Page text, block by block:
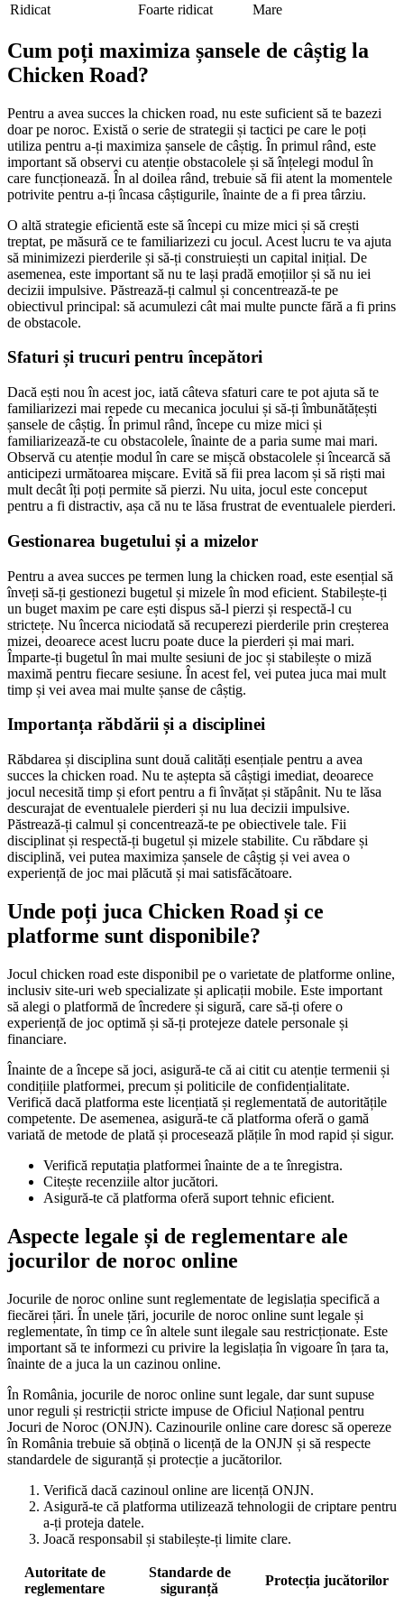
Ridicat
Foarte ridicat Mare
Cum poți maximiza șansele de câștig la
Chicken Road?
Pentru a avea succes la chicken road, nu este suficient să te bazezi
doar pe noroc. Există o serie de strategii și tactici pe care le poți
utiliza pentru a-ți maximiza șansele de câștig. În primul rând, este
important să observi cu atenție obstacolele și să înțelegi modul în
care funcționează. În al doilea rând, trebuie să fii atent la momentele
potrivite pentru a-ți încasa câștigurile, înainte de a fi prea târziu.
O altă strategie eficientă este să începi cu mize mici și să crești
treptat, pe măsură ce te familiarizezi cu jocul. Acest lucru te va ajuta
să minimizezi pierderile și să-ți construiești un capital inițial. De
asemenea, este important să nu te lași pradă emoțiilor și să nu iei
decizii impulsive. Păstrează-ți calmul și concentrează-te pe
obiectivul principal: să acumulezi cât mai multe puncte fără a fi prins
de obstacole.
Sfaturi și trucuri pentru începători
Dacă ești nou în acest joc, iată câteva sfaturi care te pot ajuta să te
familiarizezi mai repede cu mecanica jocului și să-ți îmbunătățești
șansele de câștig. În primul rând, începe cu mize mici și
familiarizează-te cu obstacolele, înainte de a paria sume mai mari.
Observă cu atenție modul în care se mișcă obstacolele și încearcă să
anticipezi următoarea mișcare. Evită să fii prea lacom și să riști mai
mult decât îți poți permite să pierzi. Nu uita, jocul este conceput
pentru a fi distractiv, așa că nu te lăsa frustrat de eventualele pierderi.
Gestionarea bugetului și a mizelor
Pentru a avea succes pe termen lung la chicken road, este esențial să
înveți să-ți gestionezi bugetul și mizele în mod eficient. Stabilește-ți
un buget maxim pe care ești dispus să-l pierzi și respectă-l cu
strictețe. Nu încerca niciodată să recuperezi pierderile prin creșterea
mizei, deoarece acest lucru poate duce la pierderi și mai mari.
Împarte-ți bugetul în mai multe sesiuni de joc și stabilește o miză
maximă pentru fiecare sesiune. În acest fel, vei putea juca mai mult
timp și vei avea mai multe șanse de câștig.
Importanța răbdării și a disciplinei
Răbdarea și disciplina sunt două calități esențiale pentru a avea
succes la chicken road. Nu te aștepta să câștigi imediat, deoarece
jocul necesită timp și efort pentru a fi învățat și stăpânit. Nu te lăsa
descurajat de eventualele pierderi și nu lua decizii impulsive.
Păstrează-ți calmul și concentrează-te pe obiectivele tale. Fii
disciplinat și respectă-ți bugetul și mizele stabilite. Cu răbdare și
disciplină, vei putea maximiza șansele de câștig și vei avea o
experiență de joc mai plăcută și mai satisfăcătoare.
Unde poți juca Chicken Road și ce
platforme sunt disponibile?
Jocul chicken road este disponibil pe o varietate de platforme online,
inclusiv site-uri web specializate și aplicații mobile. Este important
să alegi o platformă de încredere și sigură, care să-ți ofere o
experiență de joc optimă și să-ți protejeze datele personale și
financiare.
Înainte de a începe să joci, asigură-te că ai citit cu atenție termenii și
condițiile platformei, precum și politicile de confidențialitate.
Verifică dacă platforma este licențiată și reglementată de autoritățile
competente. De asemenea, asigură-te că platforma oferă o gamă
variată de metode de plată și procesează plățile în mod rapid și sigur.
Verifică reputația platformei înainte de a te înregistra.
Citește recenziile altor jucători.
Asigură-te că platforma oferă suport tehnic eficient.
Aspecte legale și de reglementare ale
jocurilor de noroc online
Jocurile de noroc online sunt reglementate de legislația specifică a
fiecărei țări. În unele țări, jocurile de noroc online sunt legale și
reglementate, în timp ce în altele sunt ilegale sau restricționate. Este
important să te informezi cu privire la legislația în vigoare în țara ta,
înainte de a juca la un cazinou online.
În România, jocurile de noroc online sunt legale, dar sunt supuse
unor reguli și restricții stricte impuse de Oficiul Național pentru
Jocuri de Noroc (ONJN). Cazinourile online care doresc să opereze
în România trebuie să obțină o licență de la ONJN și să respecte
standardele de siguranță și protecție a jucătorilor.
Verifică dacă cazinoul online are licență ONJN.
Asigură-te că platforma utilizează tehnologii de criptare pentru
a-ți proteja datele.
Joacă responsabil și stabilește-ți limite clare.
Autoritate de
reglementare
Standarde de
siguranță
Protecția jucătorilor